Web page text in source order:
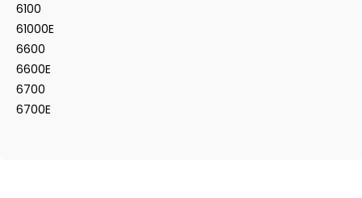
6100
61000E
6600
6600E
6700
6700E